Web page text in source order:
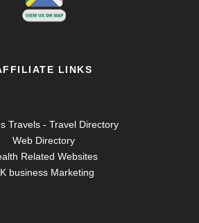
LINKS
Travels - Travel Directory
Web Directory
Related Websites
business Marketing